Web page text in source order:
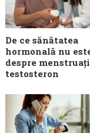
De ce sănătatea
hormonală nu
despre
testosteron